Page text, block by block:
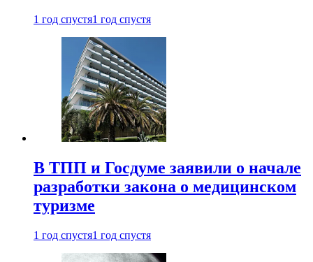
1 год спустя1 год спустя
В ТПП и Госдуме заявили о начале
разработки закона о медицинском
туризме
1 год спустя1 год спустя